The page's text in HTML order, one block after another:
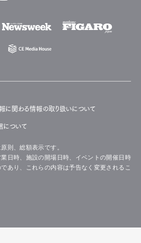
に関わる情報の取り扱いについて
について
則、総額表示です。
日時、施設の開場日時、イベントの開催日時
あり、これらの内容は予告なく変更されるこ